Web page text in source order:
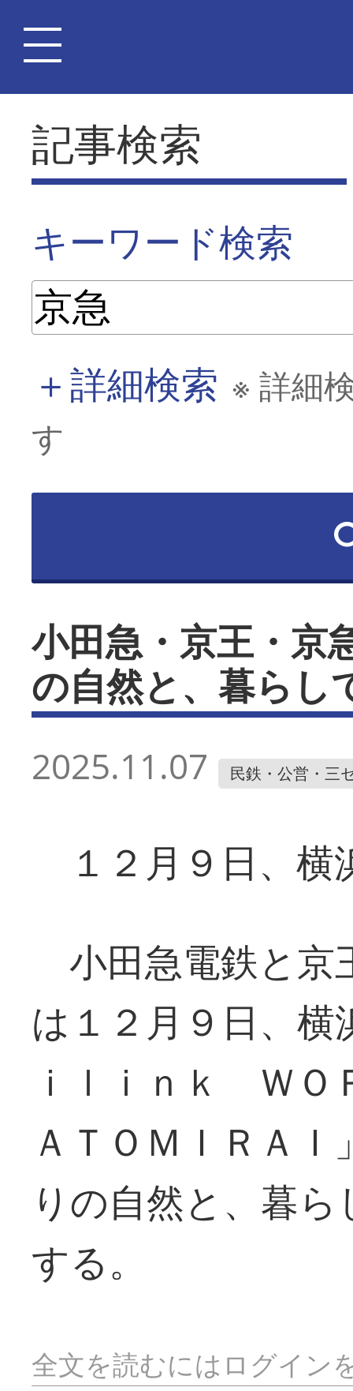
記事検索
キーワード検索
＋詳細検索 ※ 詳細
す
小田急・京王・
の自然と、暮らし
2025.11.07 民鉄・公営・三
１２月９日、横
小田急電鉄と京
は１２月９日、
ｉｌｉｎｋ Ｗ
ＡＴＯＭＩＲＡ
りの自然と、暮
する。
全文を読むにはログイン